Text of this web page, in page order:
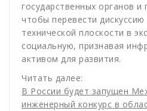
государственных органов
чтобы перевести дискуссию
технической плоскости в
социальную, признавая
активом для развития.
Читать далее:
В России будет запущен
инженерный конкурс в